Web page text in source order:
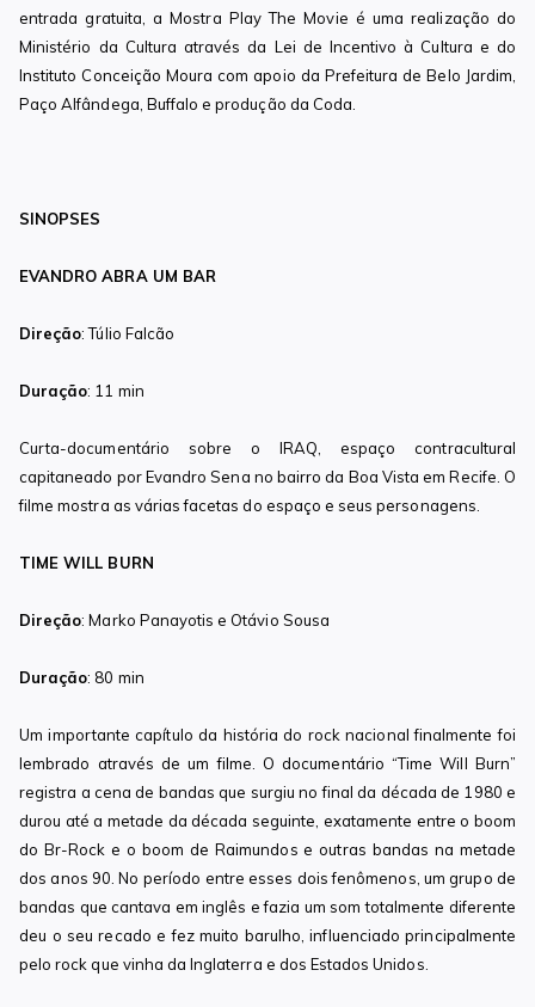
entrada gratuita, a Mostra Play The Movie é uma realização do
Ministério da Cultura através da Lei de Incentivo à Cultura e do
Instituto Conceição Moura com apoio da Prefeitura de Belo Jardim,
Paço Alfândega, Buffalo e produção da Coda.
SINOPSES
EVANDRO ABRA UM BAR
Direção: Túlio Falcão
Duração: 11 min
Curta-documentário sobre o IRAQ, espaço contracultural
capitaneado por Evandro Sena no bairro da Boa Vista em Recife. O
filme mostra as várias facetas do espaço e seus personagens.
TIME WILL BURN
Direção: Marko Panayotis e Otávio Sousa
Duração: 80 min
Um importante capítulo da história do rock nacional finalmente foi
lembrado através de um filme. O documentário “Time Will Burn”
registra a cena de bandas que surgiu no final da década de 1980 e
durou até a metade da década seguinte, exatamente entre o boom
do Br-Rock e o boom de Raimundos e outras bandas na metade
dos anos 90. No período entre esses dois fenômenos, um grupo de
bandas que cantava em inglês e fazia um som totalmente diferente
deu o seu recado e fez muito barulho, influenciado principalmente
pelo rock que vinha da Inglaterra e dos Estados Unidos.